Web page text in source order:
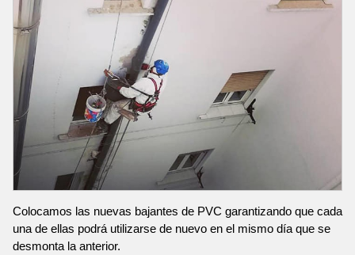
Colocamos las nuevas bajantes de PVC garantizando que cada
una de ellas podrá utilizarse de nuevo en el mismo día que se
desmonta la anterior.